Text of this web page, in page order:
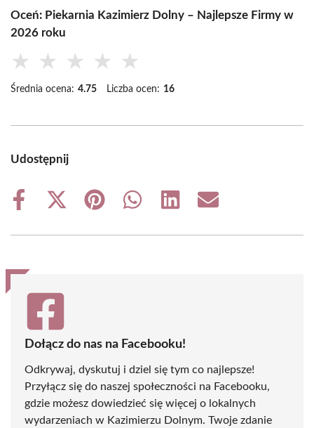
Oceń: Piekarnia Kazimierz Dolny – Najlepsze Firmy w
2026 roku
★ ★ ★ ★ ★
Średnia ocena: 4.75 Liczba ocen: 16
Udostępnij
Share
Share
(Twitter)
Share
Share
Share
Share
Dołącz do nas na Facebooku!
Odkrywaj, dyskutuj i dziel się tym co najlepsze!
Przyłącz się do naszej społeczności na Facebooku,
gdzie możesz dowiedzieć się więcej o lokalnych
wydarzeniach w Kazimierzu Dolnym. Twoje zdanie